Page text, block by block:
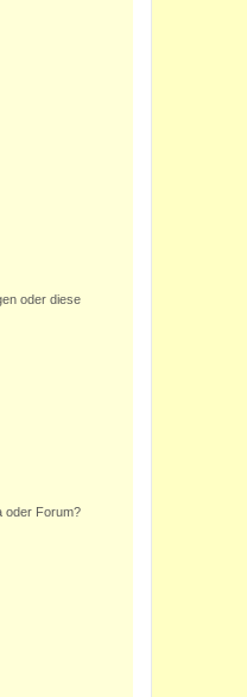
oder diese
oder Forum?